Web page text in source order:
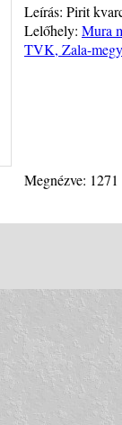
Leírás: Pirit
Lelőhely: Mura
TVK, Zala-
Megnézve: